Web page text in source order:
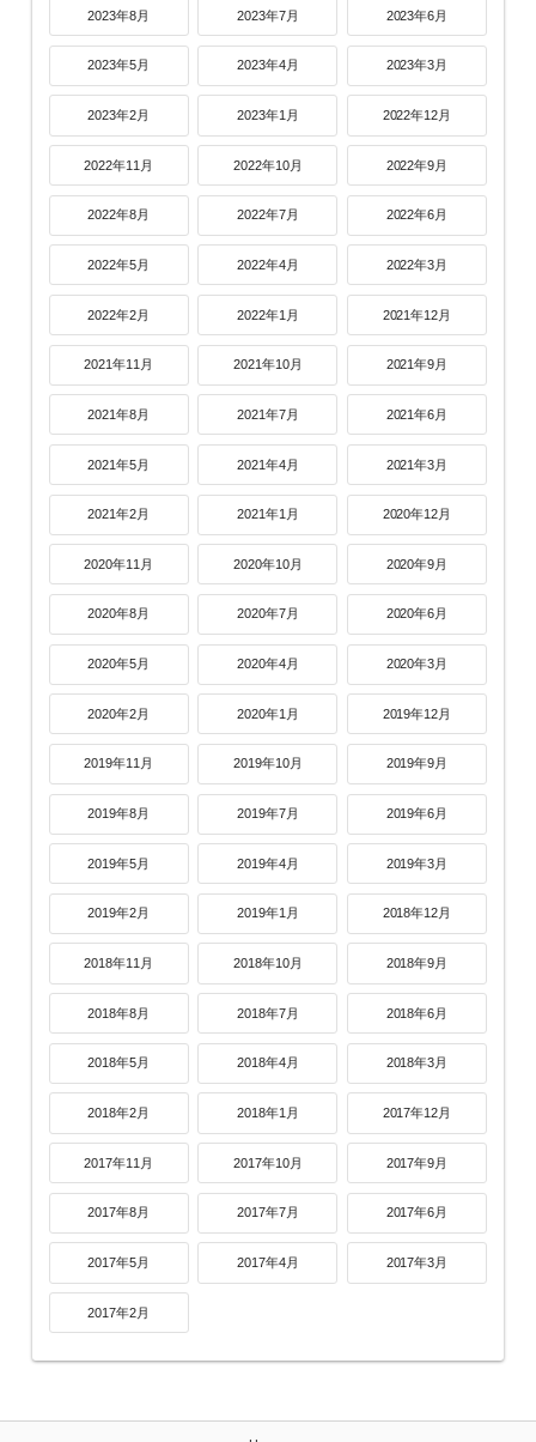
2023年8月 2023年7月 2023年6月
2023年5月 2023年4月 2023年3月
2023年2月 2023年1月 2022年12月
2022年11月 2022年10月 2022年9月
2022年8月 2022年7月 2022年6月
2022年5月 2022年4月 2022年3月
2022年2月 2022年1月 2021年12月
2021年11月 2021年10月 2021年9月
2021年8月 2021年7月 2021年6月
2021年5月 2021年4月 2021年3月
2021年2月 2021年1月 2020年12月
2020年11月 2020年10月 2020年9月
2020年8月 2020年7月 2020年6月
2020年5月 2020年4月 2020年3月
2020年2月 2020年1月 2019年12月
2019年11月 2019年10月 2019年9月
2019年8月 2019年7月 2019年6月
2019年5月 2019年4月 2019年3月
2019年2月 2019年1月 2018年12月
2018年11月 2018年10月 2018年9月
2018年8月 2018年7月 2018年6月
2018年5月 2018年4月 2018年3月
2018年2月 2018年1月 2017年12月
2017年11月 2017年10月 2017年9月
2017年8月 2017年7月 2017年6月
2017年5月 2017年4月 2017年3月
2017年2月